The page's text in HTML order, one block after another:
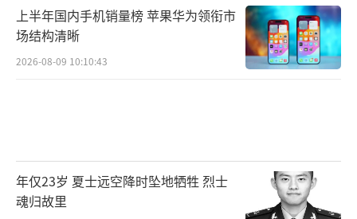
上半年国内手机销量榜 苹果华为领衔市
场结构清晰
2026-08-09 10:10:43
年仅23岁 夏士远空降时坠地牺牲 烈士
魂归故里